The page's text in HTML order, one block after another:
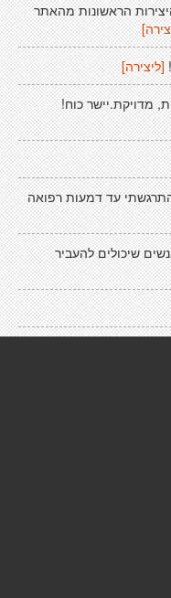
הראשונות מהאתר
[ליצירה]
מדויקת.יישר כוח!
עד דמעות רפואה
שיכולים להעביר